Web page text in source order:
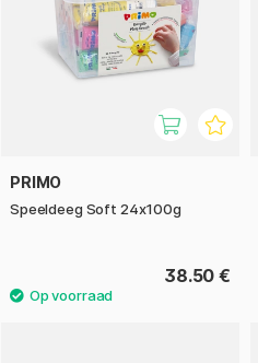
PRIMO
Speeldeeg Soft 24x100g
38.50 €